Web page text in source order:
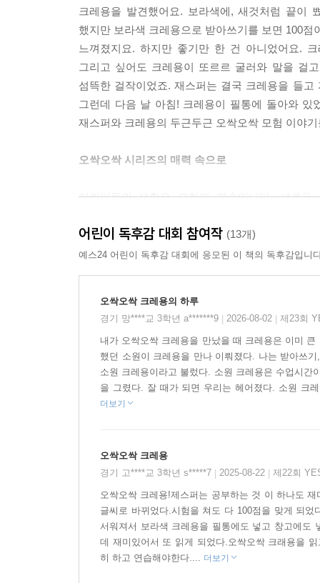
크레용을 발견했어요. 보라색에, 새것처럼 끝이
했지만 보라색 크레용으로 받아쓰기를 보면 100
느껴졌지요. 하지만 좋기만 한 건 아니었어요.
그리고 싶어도 크레용이 또르르 굴러와 말을 걸
섬뜩한 걸작이었죠. 재스퍼는 결국 크레용을 들
그런데 다음 날 아침! 크레용이 필통에 돌아와
재스퍼와 크레용의 두근두근 오싹오싹 모험 이야
오싹오싹 시리즈의 매력 속으로
어린이들의 생활은 모험의 연속입니다. 새로
팬티와 화해하는 것처럼, 《오싹오싹 크레용!
것처럼요. 어쩌면 그래서 아이들이 재스퍼에
프레임 안에서 흑백으로 펼쳐지는 일상에 크레
점점 커질수록 재스퍼는 불편하고 불안해지지
프레임과 한 화면을 작게 쪼갠 프레임이 다채롭
재스퍼의 생생한 표정이 그림책의 백미라고 할
맞았을 때의 찜찜한 기쁨, 크레용의 제멋대로 굴
마음을 사로잡는 이야기, 생생한 감정과 발랄
팬티!》의 팬티처럼 《오싹오싹 크레용!》이
둘게요. 눈에 띄게 멋진 보라색 크레용을 만나면 조
어린이 독후감 대회 참여작 (13개)
예스24 어린이 독후감 대회에 응모된 이 책의 독후감입니
오싹오싹 크레용의 하루
경기 망****교 3학년 a*******9
2026-08-02 제23회
내가 오싹오싹 크레용을 만났을 때 크레용은 이미
했던 소원이 크레용을 만나 이뤄졌다. 나는 받아쓰
소원 크레용이라고 불렀다. 소원 크레용은 수업시
을 그렸다. 잘 때가 되면 우리는 헤어졌다. 소원 크
더보기
오싹오싹 크레용
경기 고****교 3학년 s*****7
2025-08-22 제22회
오싹오싹 크레용!제스퍼는 공부하는 것 이 하나도
글씨로 바뀌었다.시험을 쳐도 다 100점을 맞게 되
서워져서 보라색 크레용을 필통에도 넣고 창고에도
데 재미있어서 또 읽게 되었다.오싹오싹 크래용을
히 하고 연습해야한다.... 더보기